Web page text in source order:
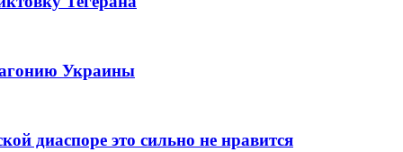
агонию Украины
диаспоре это сильно не нравится